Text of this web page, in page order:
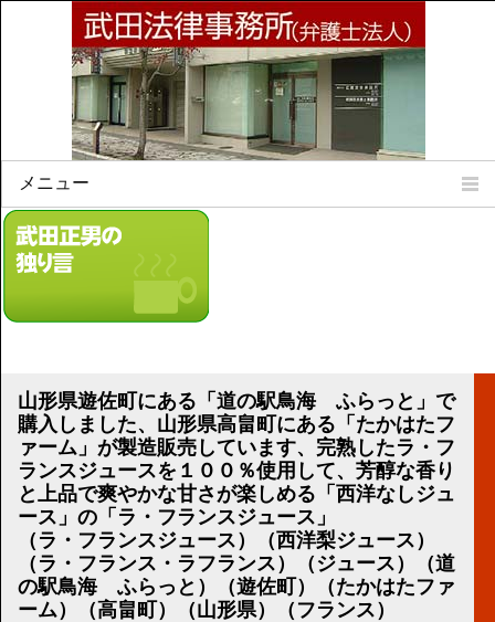
メニュー
Home
所属弁護士
法律相談案内
リンク集
顧問契約について
講演のご案内
気をつけたい法律のポイント
武田正男の独り言
山形県遊佐町にある「道の駅鳥海 ふらっと」で
購入しました、山形県高畠町にある「たかはたフ
ァーム」が製造販売しています、完熟したラ・フ
ランスジュースを１００％使用して、芳醇な香り
と上品で爽やかな甘さが楽しめる「西洋なしジュ
ース」の「ラ・フランスジュース」
（ラ・フランスジュース）（西洋梨ジュース）
（ラ・フランス・ラフランス）（ジュース）（道
の駅鳥海 ふらっと）（遊佐町）（たかはたファ
ーム）（高畠町）（山形県）（フランス）